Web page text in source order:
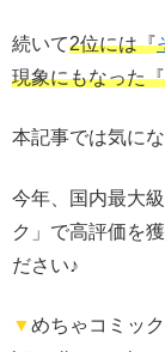
続いて2位には『
現象にもなった『
本記事では気に
今年、国内最大
ク」で高評価を
ださい♪
▼めちゃコミッ